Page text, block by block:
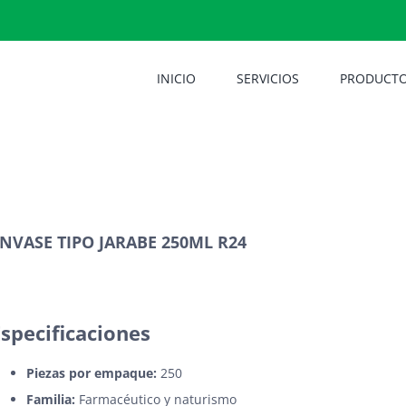
INICIO SERVICIOS
TIPO JARABE 250ML R24
Piezas por empaque: 250
Familia: Farmacéutico y naturismo